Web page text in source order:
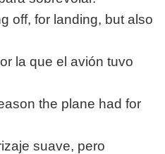
off, for landing, but also
la que el avión tuvo
the plane had for
suave, pero